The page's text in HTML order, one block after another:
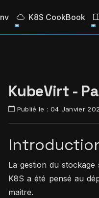
K8S CookBook
KubeVirt -
Publié le : 04 Janvier
La gestion du stockage
K8S a été pensé au
maitre.